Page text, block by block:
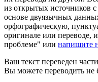
из открытых источников
основе двуязычных
орфографическую,
оригинале или переводе,
проблеме" или напишите
Ваш текст переведен
Вы можете переводить не